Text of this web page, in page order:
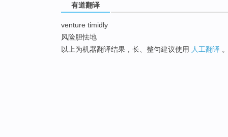
有道翻译
venture timidly
风险胆怯地
以上为机器翻译结果，长、整句建议使用 人工翻译